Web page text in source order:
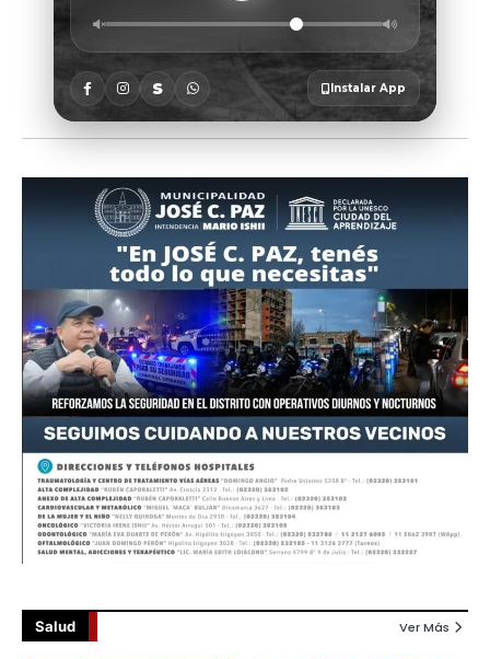
Salud Ver Más